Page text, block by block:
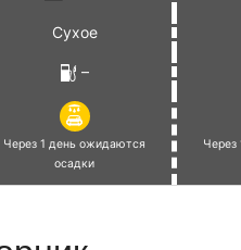
Сухое
–
Через 1 день ожидаются
осадки